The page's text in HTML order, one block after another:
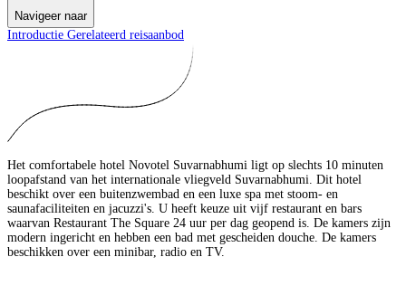
Navigeer naar
Introductie Gerelateerd reisaanbod
Het comfortabele hotel Novotel Suvarnabhumi ligt op slechts 10 minuten
loopafstand van het internationale vliegveld Suvarnabhumi. Dit hotel
beschikt over een buitenzwembad en een luxe spa met stoom- en
saunafaciliteiten en jacuzzi's. U heeft keuze uit vijf restaurant en bars
waarvan Restaurant The Square 24 uur per dag geopend is. De kamers zijn
modern ingericht en hebben een bad met gescheiden douche. De kamers
beschikken over een minibar, radio en TV.